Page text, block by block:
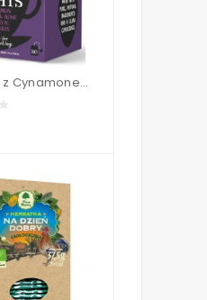
Herbatka z Cynamonem i Goździkami o smaku Róży (ARABIAN NIGHTS) BIO (20 x 2 g) - CLIPPER 40 g